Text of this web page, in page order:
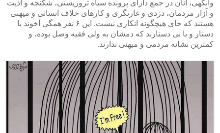
وانگهی، آنان در جمع دارای پرونده سیاه تروریستی، شکنجه و اذیت
و آزار مردمان، دزدی و غارتگری و کارهای خلاف انسانی و میهنی
هستند که جای هیچگونه انکاری نیست. این ۶ نفر همگی آخوند با
دستار و یا بی دستارند که دمشان به ولی فقیه وصل بوده، و
کمترین نشانه مردمی و میهنی ندارند.